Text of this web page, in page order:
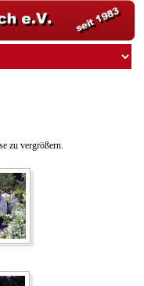
zu vergrößern.